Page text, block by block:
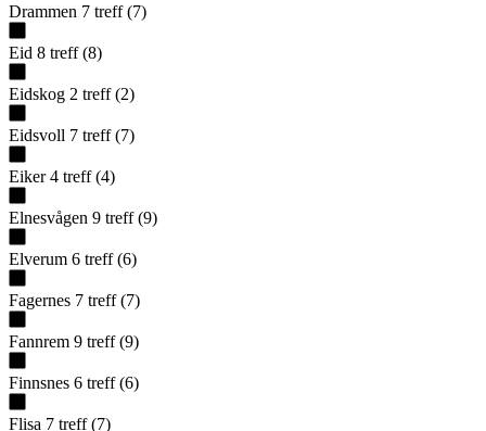
Drammen 7 treff (7)
Eid 8 treff (8)
Eidskog 2 treff (2)
Eidsvoll 7 treff (7)
Eiker 4 treff (4)
Elnesvågen 9 treff (9)
Elverum 6 treff (6)
Fagernes 7 treff (7)
Fannrem 9 treff (9)
Finnsnes 6 treff (6)
Flisa 7 treff (7)